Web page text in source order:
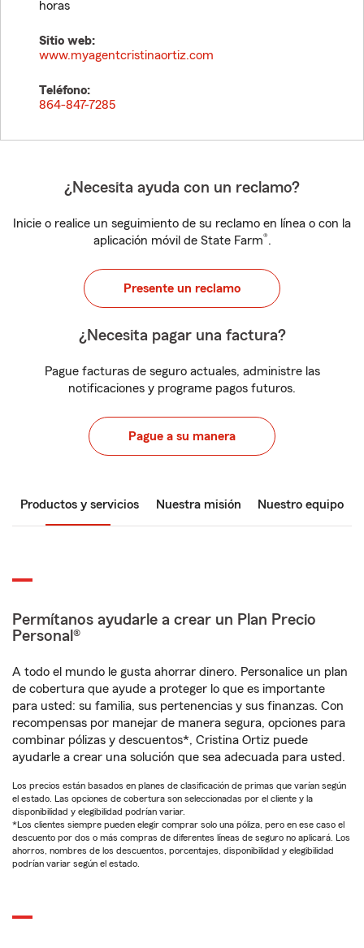
horas
Sitio web:
www.myagentcristinaortiz.com
Teléfono:
864-847-7285
¿Necesita ayuda con un reclamo?
Inicie o realice un seguimiento de su reclamo en línea o con la
aplicación móvil de State Farm®.
Presente un reclamo
¿Necesita pagar una factura?
Pague facturas de seguro actuales, administre las
notificaciones y programe pagos futuros.
Pague a su manera
Productos y servicios Nuestra misión Nuestro equipo
Permítanos ayudarle a crear un Plan Precio
Personal®
A todo el mundo le gusta ahorrar dinero. Personalice un plan
de cobertura que ayude a proteger lo que es importante
para usted: su familia, sus pertenencias y sus finanzas. Con
recompensas por manejar de manera segura, opciones para
combinar pólizas y descuentos*, Cristina Ortiz puede
ayudarle a crear una solución que sea adecuada para usted.
Los precios están basados en planes de clasificación de primas que varían según
el estado. Las opciones de cobertura son seleccionadas por el cliente y la
disponibilidad y elegibilidad podrían variar.
*Los clientes siempre pueden elegir comprar solo una póliza, pero en ese caso el
descuento por dos o más compras de diferentes líneas de seguro no aplicará. Los
ahorros, nombres de los descuentos, porcentajes, disponibilidad y elegibilidad
podrían variar según el estado.